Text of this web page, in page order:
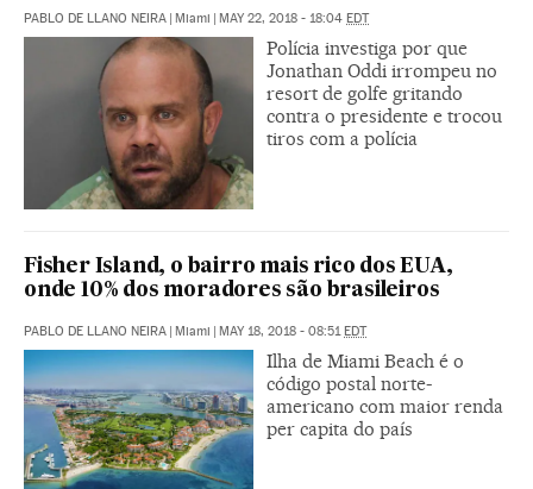
PABLO DE LLANO NEIRA | Miami | MAY 22, 2018 - 18:04 EDT
Polícia investiga por que
Jonathan Oddi irrompeu no
resort de golfe gritando
contra o presidente e trocou
tiros com a polícia
Fisher Island, o bairro mais rico dos EUA,
onde 10% dos moradores são brasileiros
PABLO DE LLANO NEIRA | Miami | MAY 18, 2018 - 08:51 EDT
Ilha de Miami Beach é o
código postal norte-
americano com maior renda
per capita do país